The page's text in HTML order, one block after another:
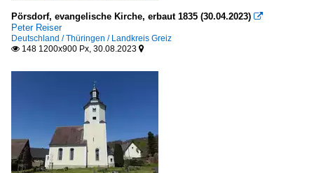
Pörsdorf, evangelische Kirche, erbaut 1835 (30.04.2023) 
Peter Reiser
Deutschland / Thüringen / Landkreis Greiz
 148 1200x900 Px, 30.08.2023 